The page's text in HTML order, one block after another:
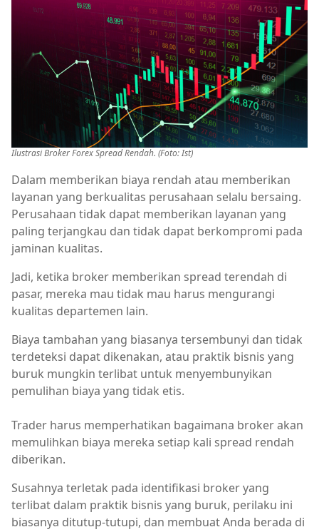
Ilustrasi Broker Forex Spread Rendah. (Foto: Ist)
Dalam memberikan biaya rendah atau memberikan
layanan yang berkualitas perusahaan selalu bersaing.
Perusahaan tidak dapat memberikan layanan yang
paling terjangkau dan tidak dapat berkompromi pada
jaminan kualitas.
Jadi, ketika broker memberikan spread terendah di
pasar, mereka mau tidak mau harus mengurangi
kualitas departemen lain.
Biaya tambahan yang biasanya tersembunyi dan tidak
terdeteksi dapat dikenakan, atau praktik bisnis yang
buruk mungkin terlibat untuk menyembunyikan
pemulihan biaya yang tidak etis.
Trader harus memperhatikan bagaimana broker akan
memulihkan biaya mereka setiap kali spread rendah
diberikan.
Susahnya terletak pada identifikasi broker yang
terlibat dalam praktik bisnis yang buruk, perilaku ini
biasanya ditutup-tutupi, dan membuat Anda berada di